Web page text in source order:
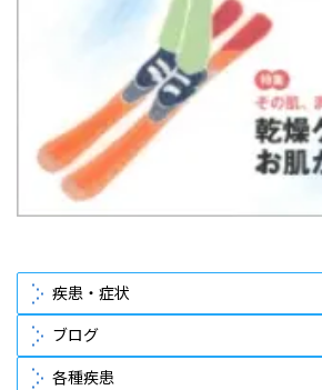
疾患・症状
ブログ
各種疾患